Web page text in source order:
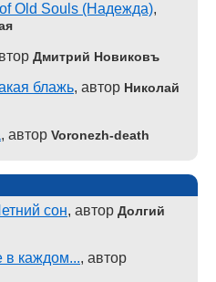
Old Souls (Надежда),
Дмитрий Новиковъ
блажь, автор Николай
, автор Voronezh-death
сон, автор Долгий
в каждом..., автор